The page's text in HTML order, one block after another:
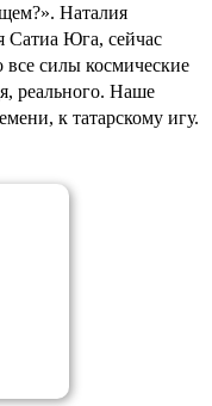
Наталия
Сатиа Юга, сейчас
все силы космические
реального. Наше
к татарскому игу.